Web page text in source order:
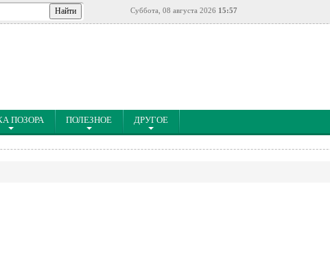
Суббота, 08 августа 2026 15:57
ПОЗОРА ПОЛЕЗНОЕ ДРУГОЕ